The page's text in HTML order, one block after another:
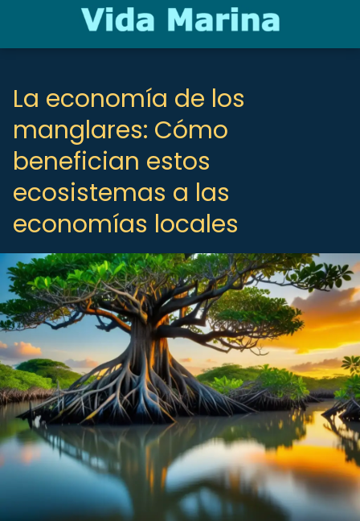
La economía de los
manglares: Cómo
benefician estos
ecosistemas a las
economías locales